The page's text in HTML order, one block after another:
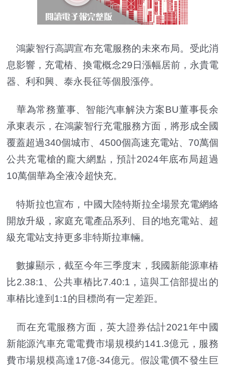
鴻蒙智行高調宣布充電服務的未來布局。受此消
息影響，充電樁、換電概念29日漲幅居前，永貴電
器、利和興、泰永長征等個股漲停。
華為常務董事、智能汽車解決方案BU董事長余
承東表示，在鴻蒙智行充電服務方面，將形成全國
覆蓋超過340個城市、4500個高速充電站、70萬個
公共充電槍的龐大網點，預計2024年底布局超過
10萬個華為全液冷超快充。
特斯拉也宣布，中國大陸特斯拉全場景充電網絡
開放升級，家庭充電產品系列、目的地充電站、超
級充電站支持更多非特斯拉車輛。
數據顯示，截至今年三季度末，我國新能源車樁
比2.38:1、公共車樁比7.40:1，這與工信部提出的
車樁比達到1:1的目標尚有一定差距。
而在充電服務方面，英大證券估計2021年中國
新能源汽車充電電費市場規模約141.3億元，服務
費市場規模高達17億-34億元。假設電價不發生巨